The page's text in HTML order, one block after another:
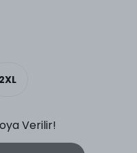
2XL
Verilir!